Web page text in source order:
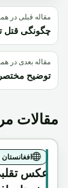
مقاله قبلی در
چگونگی قتل
مقاله بعدی در
توضیح
مقالات
عکس